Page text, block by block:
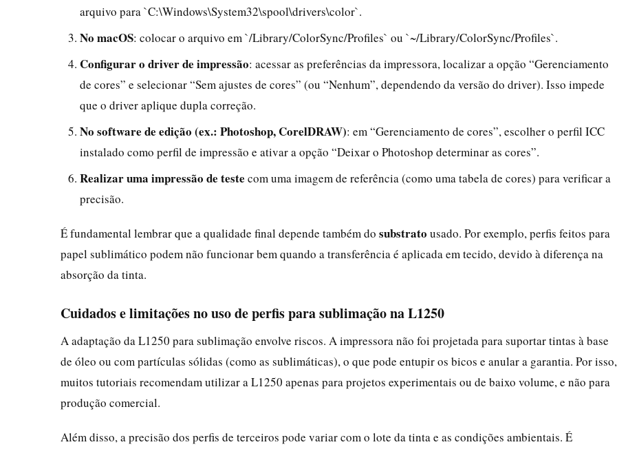
arquivo para `C:\Windows\System32\spool\drivers\color`.
No macOS: colocar o arquivo em `/Library/ColorSync/Profiles` ou `~/Library/ColorSync/Profiles`.
Configurar o driver de impressão: acessar as preferências da impressora, localizar a opção “Gerenciamento
de cores” e selecionar “Sem ajustes de cores” (ou “Nenhum”, dependendo da versão do driver). Isso impede
que o driver aplique dupla correção.
No software de edição (ex.: Photoshop, CorelDRAW): em “Gerenciamento de cores”, escolher o perfil ICC
instalado como perfil de impressão e ativar a opção “Deixar o Photoshop determinar as cores”.
Realizar uma impressão de teste com uma imagem de referência (como uma tabela de cores) para verificar a
precisão.
É fundamental lembrar que a qualidade final depende também do substrato usado. Por exemplo, perfis feitos para
papel sublimático podem não funcionar bem quando a transferência é aplicada em tecido, devido à diferença na
absorção da tinta.
Cuidados e limitações no uso de perfis para sublimação na L1250
A adaptação da L1250 para sublimação envolve riscos. A impressora não foi projetada para suportar tintas à base
de óleo ou com partículas sólidas (como as sublimáticas), o que pode entupir os bicos e anular a garantia. Por isso,
muitos tutoriais recomendam utilizar a L1250 apenas para projetos experimentais ou de baixo volume, e não para
produção comercial.
Além disso, a precisão dos perfis de terceiros pode variar com o lote da tinta e as condições ambientais. É